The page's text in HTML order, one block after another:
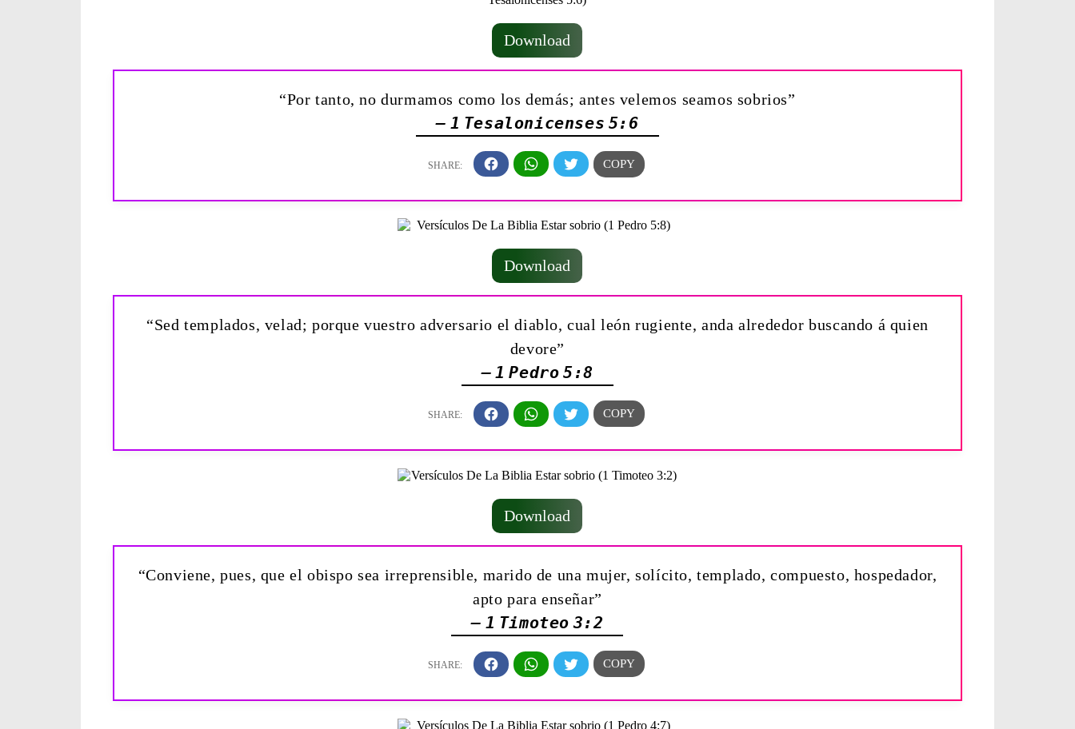
Download
“Por tanto, no durmamos como los demás; antes velemos seamos sobrios”
— 1 Tesalonicenses 5:6
Download
“Sed templados, velad; porque vuestro adversario el diablo, cual león rugiente, anda alrededor buscando á quien
devore”
— 1 Pedro 5:8
Download
“Conviene, pues, que el obispo sea irreprensible, marido de una mujer, solícito, templado, compuesto, hospedador,
apto para enseñar”
— 1 Timoteo 3:2